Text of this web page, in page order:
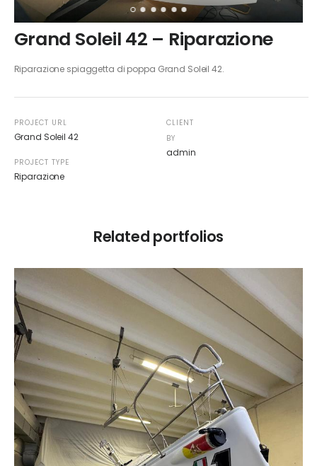
Grand Soleil 42 – Riparazione
Riparazione spiaggetta di poppa Grand Soleil 42.
PROJECT URL
Grand Soleil 42
PROJECT TYPE
Riparazione
CLIENT
BY
admin
Related portfolios